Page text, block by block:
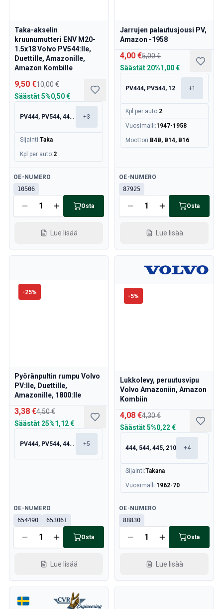
Taka-akselin
kruunumutteri ENV M20-
1.5x18 Volvo PV544:lle,
Duettille, Amazonille,
Amazon Kombille
9,50 €10,00 €
Säästät5%0,50 €
PV444, PV544, 445, 210 +3
Sijainti:Taka
Kpl per auto:2
Saatavilla
OE-NUMERO
10506
Osta
Lue lisää
Jarrujen palautusjousi PV,
Amazon -1958
4,00 €5,00 €
Säästät 20%1,00 €
PV444, PV544, 120, 130 +1
Kpl per auto:2
Vuosimalli:1947-1958
Moottori: B4B, B14, B16
Saatavilla
OE-NUMERO
87925
Osta
Lue lisää
-25%
Pyöränpultin rumpu Volvo
PV:lle, Duettille,
Amazonille, 1800:lle
3,38 €4,50 €
Säästät 25%1,12 €
PV444, PV544, 445, 210 +5
Saatavilla
OE-NUMERO
654490
653061
Osta
Lue lisää
-5%
Lukkolevy, peruutusvipu
Volvo Amazoniin, Amazon
Kombiin
4,08 €4,30 €
Säästät5%0,22 €
444, 544, 445, 210 +4
Sijainti:Takana
Vuosimalli:1962-70
Saatavilla
OE-NUMERO
88830
Osta
Lue lisää